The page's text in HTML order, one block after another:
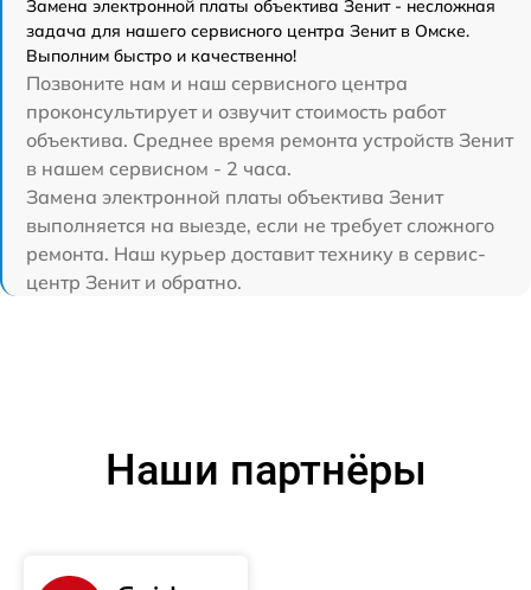
Замена электронной платы объектива Зенит - несложная
задача для нашего сервисного центра Зенит в Омске.
Выполним быстро и качественно!
Позвоните нам и наш сервисного центра
проконсультирует и озвучит стоимость работ
объектива. Среднее время ремонта устройств Зенит
в нашем сервисном - 2 часа.
Замена электронной платы объектива Зенит
выполняется на выезде, если не требует сложного
ремонта. Наш курьер доставит технику в сервис-
центр Зенит и обратно.
Наши партнёры